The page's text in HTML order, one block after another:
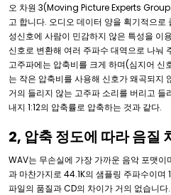
오 차원 3(Moving Picture Experts
고 합니다. 오디오 데이터 양을 획기적으로
성신호에 사람이 민감하지 않은 특성을 이
신호로 변환해 여러 주파수 대역으로 나눠
고주파에는 압축비를 크게 하며(심지어 신
는 작은 압축비를 사용해 신호가 왜곡되지
거의 들리지 않는 고주파 소리를 버리고 들
내지 1:12의 압축률로 압축하는 것과 같다.
2, 압축 정도에 따라 음질
WAV는 무손실에 가장 가까운 음악 포맷
과 마찬가지로 44.1K의 샘플링 주파수이며
파일의 품질과 CD의 차이가 거의 없습니다.